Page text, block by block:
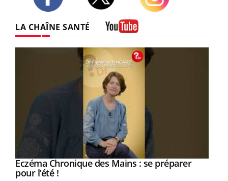
LA CHAÎNE SANTÉ
Youtube
Eczéma Chronique des Mains : se préparer
pour l’été !Youtube